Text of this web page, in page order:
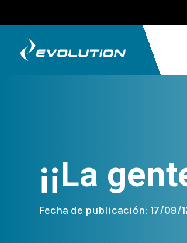
¡¡La
Fecha de publicación: 17/09/